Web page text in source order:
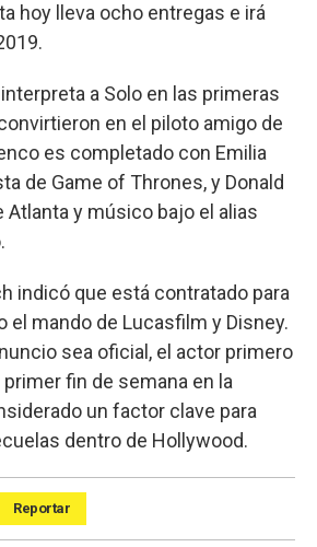
hoy lleva ocho entregas e irá
a Solo en las primeras
en el piloto amigo de
es completado con Emilia
de Game of Thrones, y Donald
Atlanta y músico bajo el alias
indicó que está contratado para
el mando de Lucasfilm y Disney.
sea oficial, el actor primero
fin de semana en la
un factor clave para
dentro de Hollywood.
Reportar